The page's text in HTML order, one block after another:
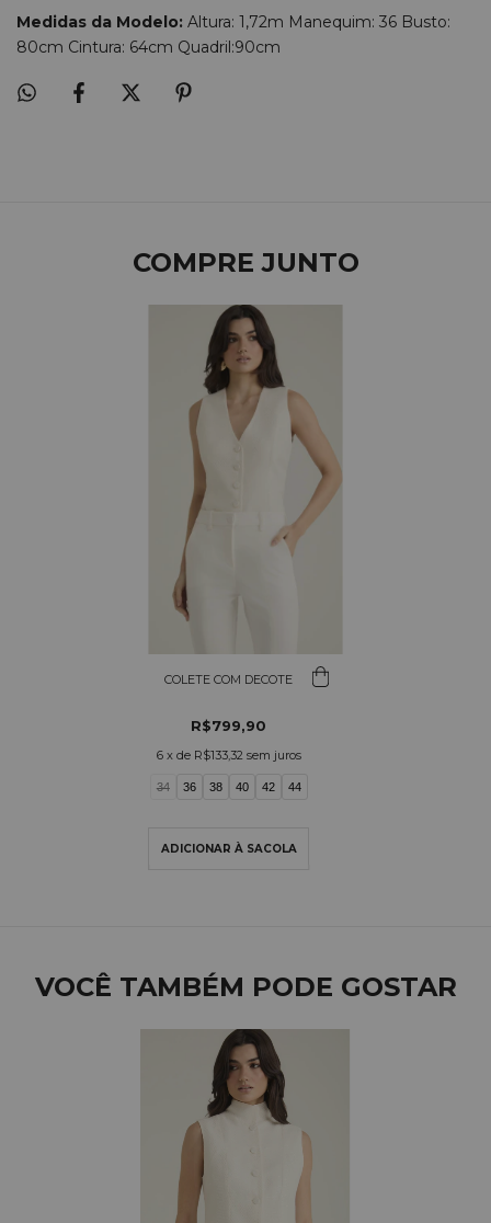
Medidas da Modelo: Altura: 1,72m Manequim: 36 Busto:
80cm Cintura: 64cm Quadril:90cm
COMPRE JUNTO
COLETE COM DECOTE
R$799,90
6 x de R$133,32 sem juros
34 36 38 40 42 44
VOCÊ TAMBÉM PODE GOSTAR